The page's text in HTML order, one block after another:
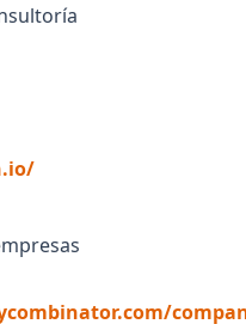
a new tab)
(opens in a new tab)